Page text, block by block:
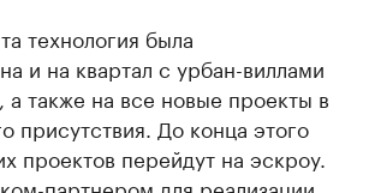
технология была
и на квартал с урбан-виллами
а также на все новые проекты в
присутствия. До конца этого
проектов перейдут на эскроу.
партнером для реализации